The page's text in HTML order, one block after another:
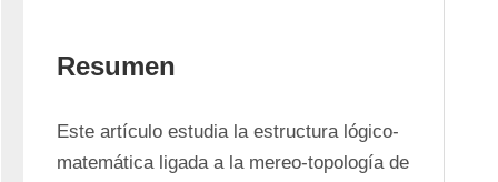
Resumen
Este artículo estudia la estructura lógico-
matemática ligada a la mereo-topología de